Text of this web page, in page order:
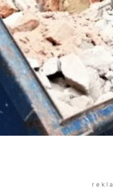
r e k l